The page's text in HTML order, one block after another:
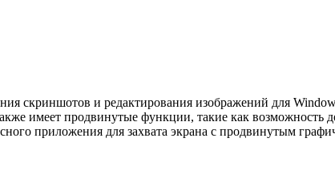
скриншотов и редактирования изображений для
имеет продвинутые функции, такие как возможность
приложения для захвата экрана с продвинутым